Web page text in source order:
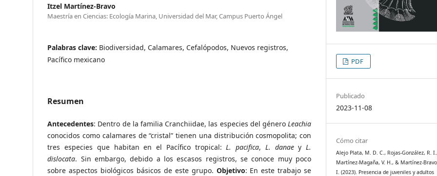
Itzel Martínez-Bravo
Maestría en Ciencias: Ecología Marina, Universidad del Mar, Campus Puerto Ángel
Palabras clave: Biodiversidad, Calamares, Cefalópodos, Nuevos registros,
Pacífico mexicano
Resumen
Antecedentes: Dentro de la familia Cranchiidae, las especies del géneroLeachia
conocidos como calamares de “cristal” tienen una distribución cosmopolita; con
tres especies que habitan en el Pacífico tropical:L. pacifica, L. danaeyL.
dislocata. Sin embargo, debido a los escasos registros, se conoce muy poco
sobre aspectos biológicos básicos de este grupo. Objetivo: En este trabajo se
PDF
Publicado
2023-11-08
Cómo citar
Alejo Plata, M. D. C., Rojas-González, R. I.,
Martínez-Magaña, V. H., & Martínez-
I. (2023). Presencia de juveniles y adultos